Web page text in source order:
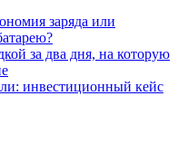
заряда или
за два дня, на которую
инвестиционный кейс